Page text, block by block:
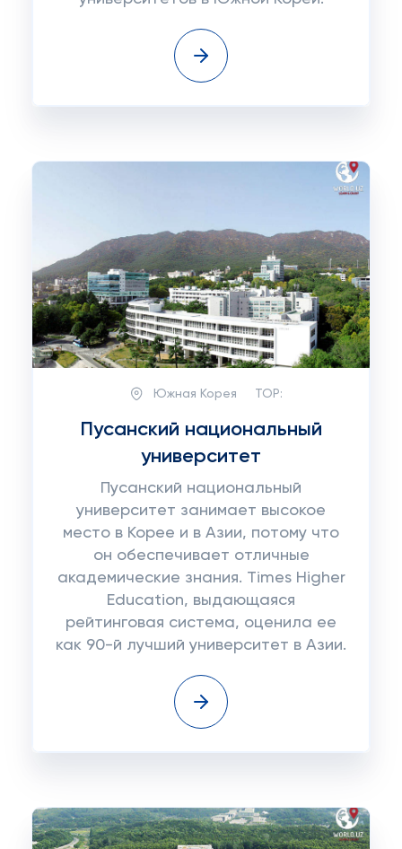
Южная Корея TOP:
Пусанский национальный
университет
Пусанский национальный
университет занимает высокое
место в Корее и в Азии, потому что
он обеспечивает отличные
академические знания. Times Higher
Education, выдающаяся
рейтинговая система, оценила ее
как 90-й лучший университет в Азии.